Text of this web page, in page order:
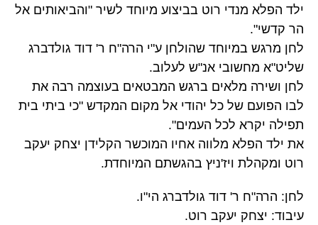
ילד הפלא מנדי רוט בביצוע מיוחד לשיר "והביאותים אל
הר קדשי".
לחן מרגש במיוחד שהולחן ע"י הרה"ח ר' דוד גולדברג
שליט"א מחשובי אנ"ש לעלוב.
לחן ושירה מלאים ברגש המבטאים בעוצמה רבה את
לבו הפועם של כל יהודי אל מקום המקדש "כי ביתי בית
תפילה יקרא לכל העמים".
את ילד הפלא מלווה אחיו המוכשר הקלידן יצחק יעקב
רוט ומקהלת ויז'ניץ בהגשתם המיוחדת.
לחן: הרה"ח ר' דוד גולדברג הי"ו.
עיבוד: יצחק יעקב רוט.